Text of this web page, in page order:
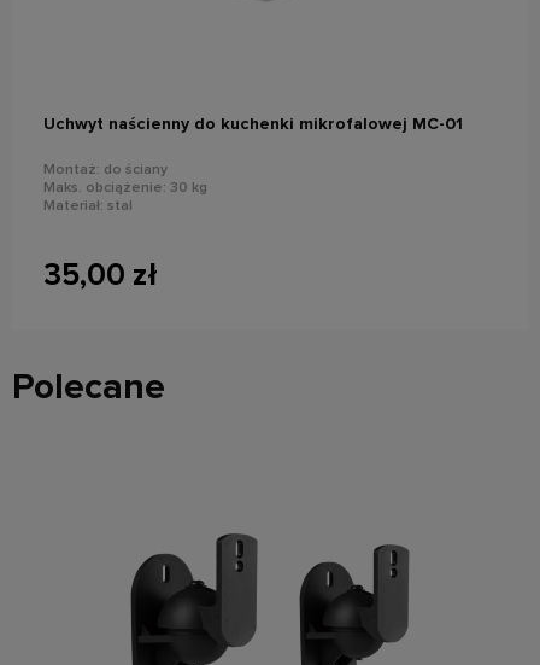
Uchwyt naścienny do kuchenki mikrofalowej MC-01
Montaż: do ściany
Maks. obciążenie: 30 kg
Materiał: stal
35,00 zł
Polecane